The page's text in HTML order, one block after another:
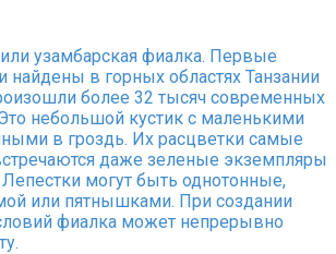
узамбарская фиалка. Первые
в горных областях Танзании
более 32 тысяч современных
небольшой кустик с маленькими
в гроздь. Их расцветки самые
даже зеленые экземпляры
могут быть однотонные,
или пятнышками. При создании
фиалка может непрерывно